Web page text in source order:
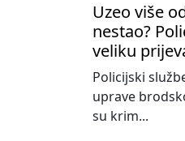
Uzeo više
nestao?
veliku
Policijski
uprave
su krim...